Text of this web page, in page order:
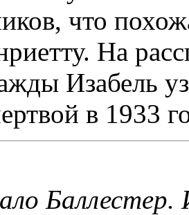
что
На
Изабель
в 1933
Баллестер.